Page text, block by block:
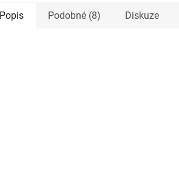
Popis Podobné (8) Diskuze